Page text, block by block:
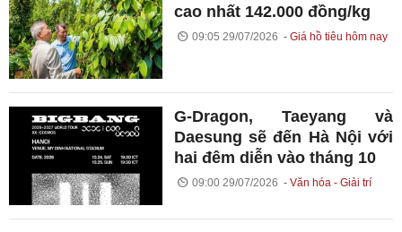
cao nhất 142.000 đồng/kg
09:05 29/07/2026 Giá hồ tiêu hôm nay
G-Dragon, Taeyang và
Daesung sẽ đến Hà Nội với
hai đêm diễn vào tháng 10
09:00 29/07/2026 Văn hóa - Giải trí